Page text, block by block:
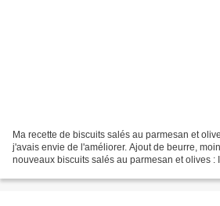
Ma recette de biscuits salés au parmesan et
j'avais envie de l'améliorer. Ajout de beurre,
nouveaux biscuits salés au parmesan et olives :